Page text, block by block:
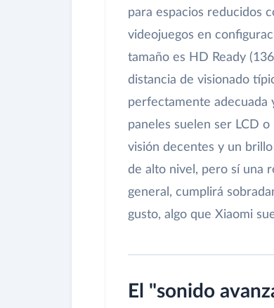
para espacios reducidos
videojuegos en
tamaño es HD Ready
distancia de visionado
perfectamente adecuada
paneles suelen ser LCD
visión decentes y un
de alto nivel, pero sí una
general, cumplirá
gusto, algo que Xiaomi
El "sonido